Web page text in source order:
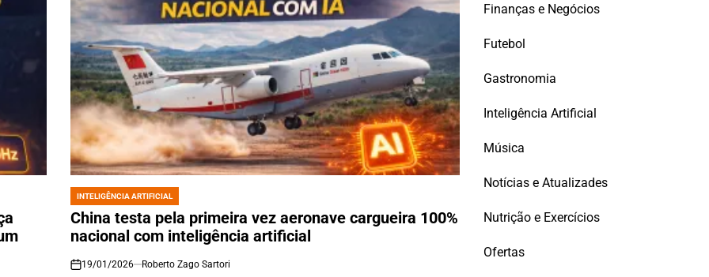
POSTED
IN
INTELIGÊNCIA ARTIFICIAL
China testa pela primeira vez aeronave cargueira 100%
nacional com inteligência artificial
on
19/01/2026 Roberto Zago Sartori
Finanças e Negócios
Futebol
Gastronomia
Inteligência Artificial
Música
Notícias e Atualizades
Nutrição e Exercícios
Ofertas